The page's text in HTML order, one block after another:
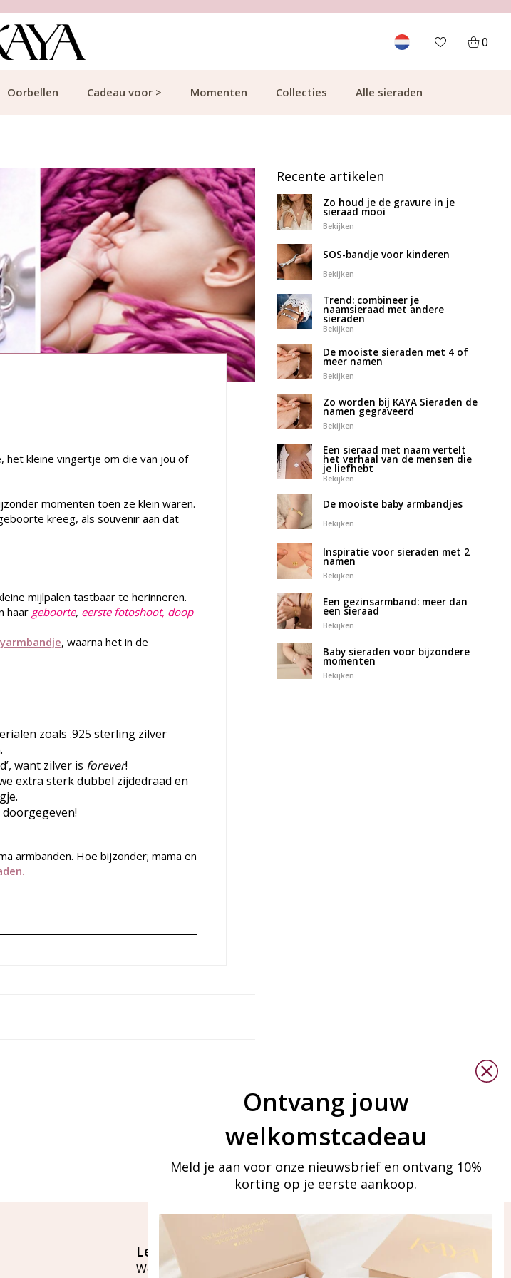
0
Oorbellen Cadeau voor > Momenten Collecties Alle sieraden
het kleine vingertje om die van jou of
momenten toen ze klein waren.
kreeg, als souvenir aan dat
mijlpalen tastbaar te herinneren.
haar geboorte, eerste fotoshoot, doop
, waarna het in de
zoals .925 sterling zilver
want zilver is forever!
extra sterk dubbel zijdedraad en
armbanden. Hoe bijzonder; mama en
Recente artikelen
Zo houd je de gravure in je
sieraad mooi
Bekijken
SOS-bandje voor kinderen
Bekijken
Trend: combineer je
naamsieraad met andere
sieraden
Bekijken
De mooiste sieraden met 4 of
meer namen
Bekijken
Zo worden bij KAYA Sieraden de
namen gegraveerd
Bekijken
Een sieraad met naam vertelt
het verhaal van de mensen die
je liefhebt
Bekijken
De mooiste baby armbandjes
Bekijken
Inspiratie voor sieraden met 2
namen
Bekijken
Een gezinsarmband: meer dan
een sieraad
Bekijken
Baby sieraden voor bijzondere
momenten
Bekijken
Let's stay in touch
Word lid van onze mailinglijst
Ontvang jouw
welkomstcadeau
Meld je aan voor onze nieuwsbrief en ontvang 10%
korting op je eerste aankoop.